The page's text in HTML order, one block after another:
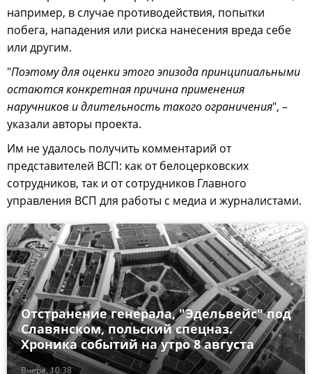
например, в случае противодействия, попытки
побега, нападения или риска нанесения вреда себе
или другим.
"Поэтому для оценки этого эпизода принципиальными
остаются конкретная причина применения
наручников и длительность такого ограничения", –
указали авторы проекта.
Им не удалось получить комментарий от
представителей ВСП: как от белоцерковских
сотрудников, так и от сотрудников Главного
управления ВСП для работы с медиа и журналистами.
Вчера, 10:38
Отстранение генерала, "Эдельвейс" под
Славянском, польский спецназ.
Хроника событий на утро 8 августа